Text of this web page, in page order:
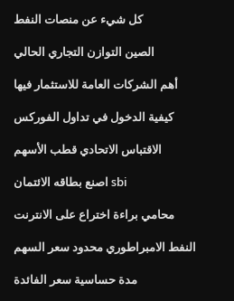
كل شيء عن منصات النفط
الصين التوازن التجاري الحالي
أهم الشركات العامة للاستثمار فيها
كيفية الدخول في تداول الفوركس
الاقتباس الاتحادي قطب الأسهم
اصنع بطاقه الائتمان sbi
محامي براءة اختراع على الانترنت
النفط الامبراطوري محدود سعر السهم
مدة حساسية سعر الفائدة